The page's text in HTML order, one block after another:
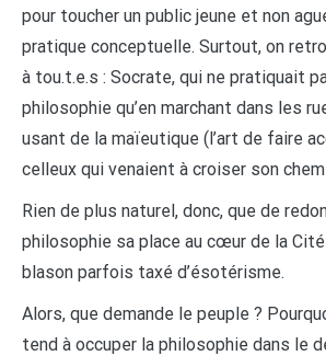
pour toucher un public jeune et non
pratique conceptuelle. Surtout, on
à tou.t.e.s : Socrate, qui ne pratiquait
philosophie qu’en marchant dans les
usant de la maïeutique (l’art de faire
celleux qui venaient à croiser son
Rien de plus naturel, donc, que de
philosophie sa place au cœur de la
blason parfois taxé d’ésotérisme.
Alors, que demande le peuple ?
tend à occuper la philosophie dans le